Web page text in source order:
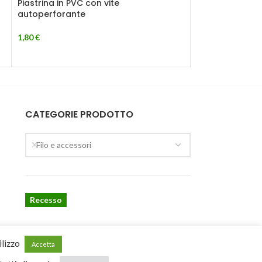
Piastrina in PVC con vite
autoperforante
1,80€
CATEGORIE PRODOTTO
Filo e accessori
Recesso
Accetta